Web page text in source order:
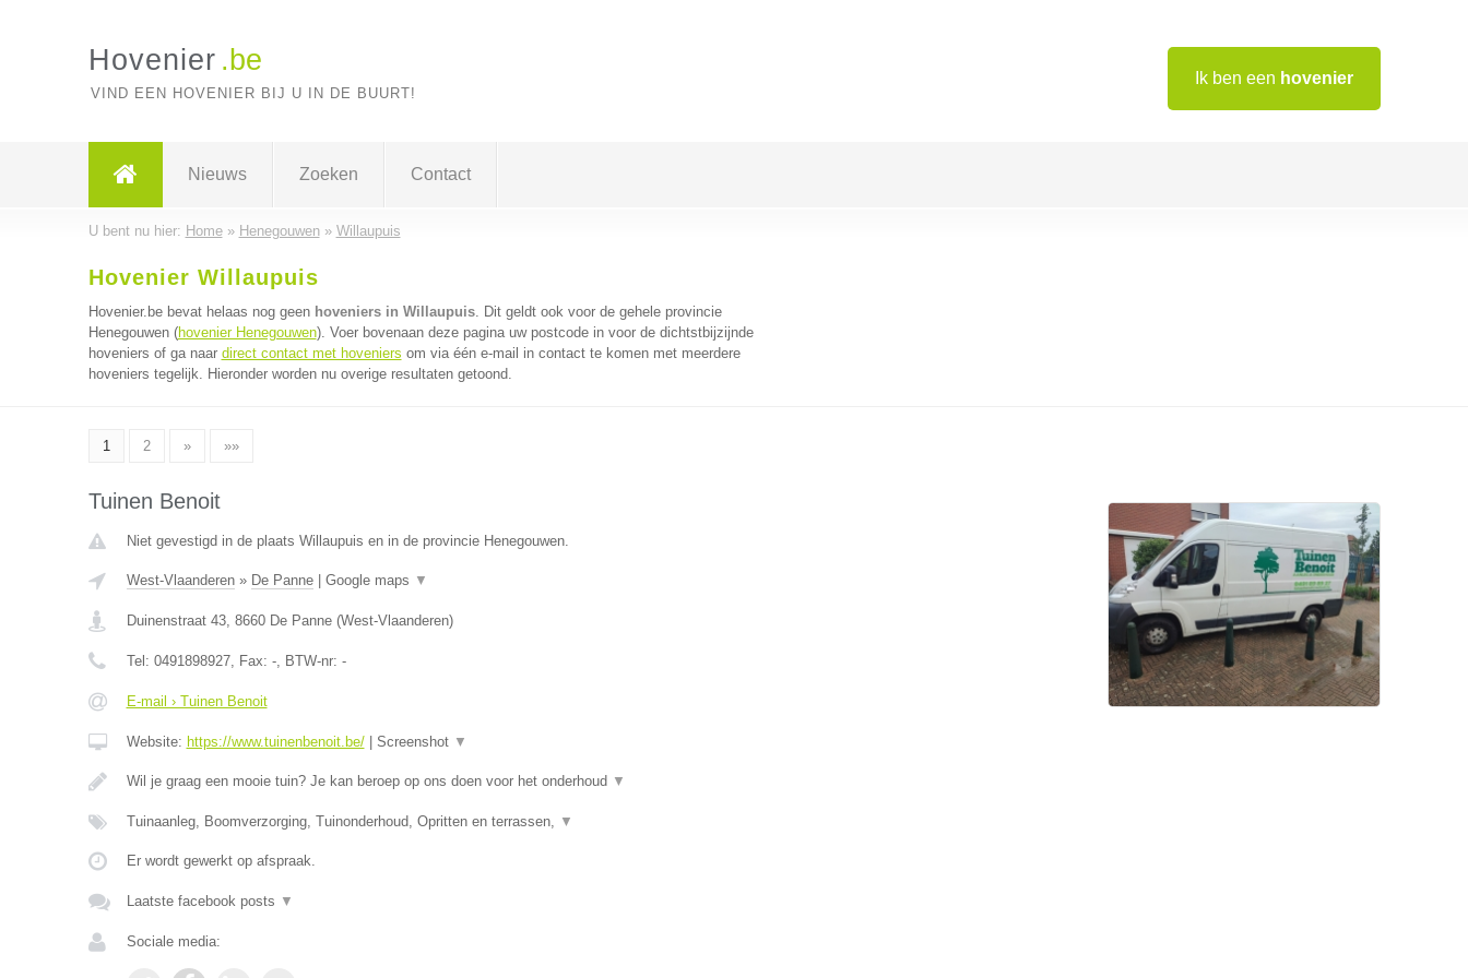
Ik ben een hovenier
Hovenier .be
VIND EEN HOVENIER BIJ U IN DE BUURT!
Nieuws Zoeken Contact
U bent nu hier: Home» Henegouwen» Willaupuis
Hovenier Willaupuis
Hovenier.be bevat helaas nog geen hoveniers in Willaupuis. Dit geldt ook voor de gehele provincie
Henegouwen (hovenier Henegouwen). Voer bovenaan deze pagina uw postcode in voor de dichtstbijzijnde
hoveniers of ga naar direct contact met hoveniers om via één e-mail in contact te komen met meerdere
hoveniers tegelijk. Hieronder worden nu overige resultaten getoond.
1 2 » »»
Tuinen Benoit
Niet gevestigd in de plaats Willaupuis en in de provincie Henegouwen.
West-Vlaanderen» De Panne| Google maps ▼
Duinenstraat 43, 8660 De Panne(West-Vlaanderen)
Tel: 0491898927, Fax: -, BTW-nr: -
E-mail › Tuinen Benoit
Website: https://www.tuinenbenoit.be/| Screenshot ▼
Wil je graag een mooie tuin? Je kan beroep op ons doen voor het onderhoud ▼
Tuinaanleg, Boomverzorging, Tuinonderhoud, Opritten en terrassen, ▼
Er wordt gewerkt op afspraak.
Laatste facebook posts ▼
Sociale media: